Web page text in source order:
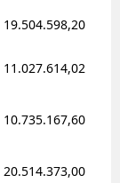
19.504.598,20
11.027.614,02
10.735.167,60
20.514.373,00